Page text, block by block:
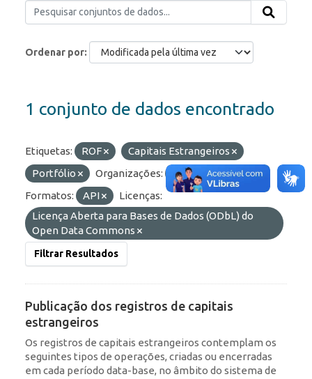
Ordenar por
1 conjunto de dados encontrado
Etiquetas: ROF
Capitais Estrangeiros
Portfólio
Organizações:
BCB/Dstat
Formatos:
API
Licenças:
Licença Aberta para Bases de Dados (ODbL) do
Open Data Commons
Filtrar Resultados
Publicação dos registros de capitais
estrangeiros
Os registros de capitais estrangeiros contemplam os
seguintes tipos de operações, criadas ou encerradas
em cada período data-base, no âmbito do sistema de